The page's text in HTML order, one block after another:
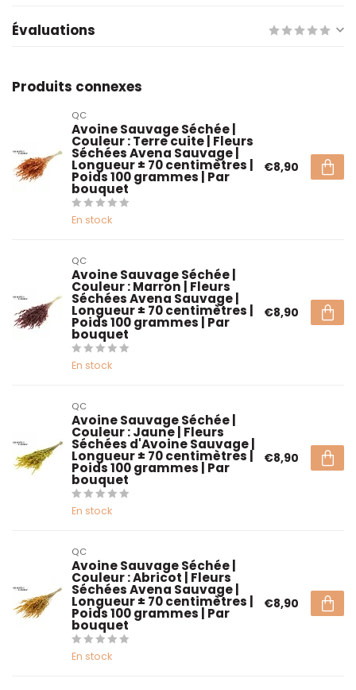
Évaluations
Produits connexes
QC
Avoine Sauvage Séchée |
Couleur : Terre cuite | Fleurs
Séchées Avena Sauvage |
Longueur ± 70 centimètres |
Poids 100 grammes | Par
bouquet
En stock
€8,90
QC
Avoine Sauvage Séchée |
Couleur : Marron | Fleurs
Séchées Avena Sauvage |
Longueur ± 70 centimètres |
Poids 100 grammes | Par
bouquet
En stock
€8,90
QC
Avoine Sauvage Séchée |
Couleur : Jaune | Fleurs
Séchées d'Avoine Sauvage |
Longueur ± 70 centimètres |
Poids 100 grammes | Par
bouquet
En stock
€8,90
QC
Avoine Sauvage Séchée |
Couleur : Abricot | Fleurs
Séchées Avena Sauvage |
Longueur ± 70 centimètres |
Poids 100 grammes | Par
bouquet
En stock
€8,90